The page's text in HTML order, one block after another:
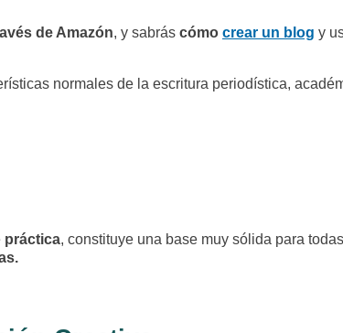
de Amazón, y sabrás cómo crear un blog y
normales de la escritura periodística,
práctica, constituye una base muy sólida para